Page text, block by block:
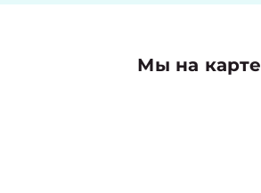
Мы на карте